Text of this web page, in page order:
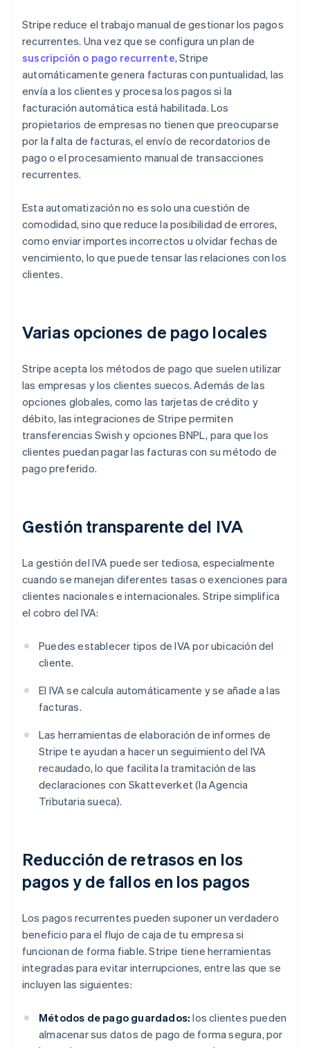
Stripe reduce el trabajo manual de gestionar los pagos
recurrentes. Una vez que se configura un plan de
suscripción o pago recurrente, Stripe
automáticamente genera facturas con puntualidad, las
envía a los clientes y procesa los pagos si la
facturación automática está habilitada. Los
propietarios de empresas no tienen que preocuparse
por la falta de facturas, el envío de recordatorios de
pago o el procesamiento manual de transacciones
recurrentes.
Esta automatización no es solo una cuestión de
comodidad, sino que reduce la posibilidad de errores,
como enviar importes incorrectos u olvidar fechas de
vencimiento, lo que puede tensar las relaciones con los
clientes.
Varias opciones de pago locales
Stripe acepta los métodos de pago que suelen utilizar
las empresas y los clientes suecos. Además de las
opciones globales, como las tarjetas de crédito y
débito, las integraciones de Stripe permiten
transferencias Swish y opciones BNPL, para que los
clientes puedan pagar las facturas con su método de
pago preferido.
Gestión transparente del IVA
La gestión del IVA puede ser tediosa, especialmente
cuando se manejan diferentes tasas o exenciones para
clientes nacionales e internacionales. Stripe simplifica
el cobro del IVA:
Puedes establecer tipos de IVA por ubicación del
cliente.
El IVA se calcula automáticamente y se añade a las
facturas.
Las herramientas de elaboración de informes de
Stripe te ayudan a hacer un seguimiento del IVA
recaudado, lo que facilita la tramitación de las
declaraciones con Skatteverket (la Agencia
Tributaria sueca).
Reducción de retrasos en los
pagos y de fallos en los pagos
Los pagos recurrentes pueden suponer un verdadero
beneficio para el flujo de caja de tu empresa si
funcionan de forma fiable. Stripe tiene herramientas
integradas para evitar interrupciones, entre las que se
incluyen las siguientes:
Métodos de pago guardados: los clientes pueden
almacenar sus datos de pago de forma segura, por